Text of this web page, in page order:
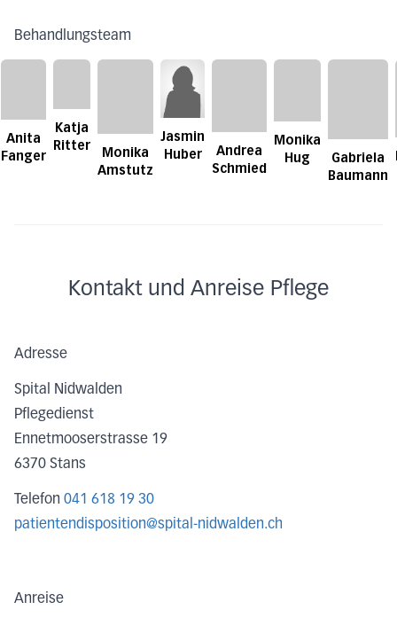
Behandlungsteam
Anita
Fanger
Katja
Ritter
Monika
Amstutz
Jasmin
Huber
Andrea
Schmied
Monika
Hug
Gabriela
Baumann
Kontakt und Anreise Pflege
Adresse
Spital Nidwalden
Pflegedienst
Ennetmooserstrasse 19
6370 Stans
Telefon 041 618 19 30
patientendisposition@spital-nidwalden.ch
Anreise